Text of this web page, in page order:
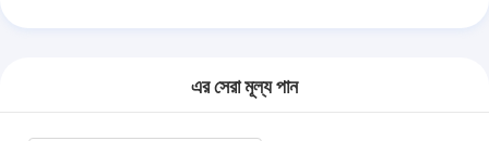
এর সেরা মূল্য পান